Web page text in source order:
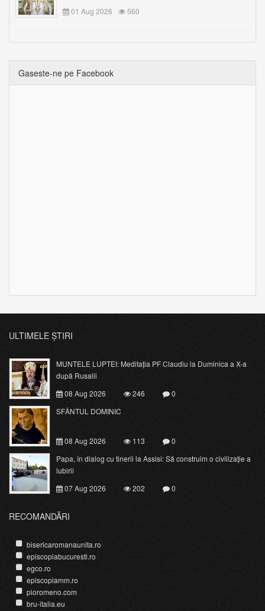
01 Aug 2026
560
Gaseste-ne pe Facebook
ULTIMELE ȘTIRI
MUNTELE LUPTEI: Meditația PF Claudiu la Duminica a X-a
după Rusalii
08 Aug 2026
246
0
SFÂNTUL DOMINIC
08 Aug 2026 113
0
Papa, în dialog cu tinerii la Assisi: Să construim o civilizație a
iubirii
07 Aug 2026
202 0
RECOMANDĂRI
bisericaromanaunita.ro
episcopiabucuresti.ro
egco.ro
episcopiamm.ro
pioromeno.com
bru-italia.eu